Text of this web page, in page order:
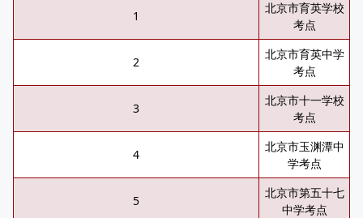
1
北京市育英学校
考点
2
北京市育英中学
考点
3
北京市十一学校
考点
4
北京市玉渊潭中
学考点
5
北京市第五十七
中学考点